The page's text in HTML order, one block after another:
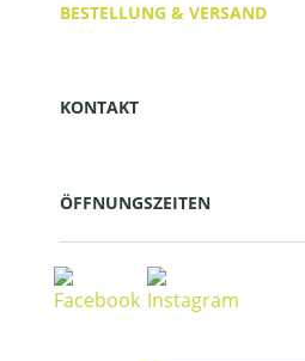
BESTELLUNG & VERSAND
KONTAKT
ÖFFNUNGSZEITEN